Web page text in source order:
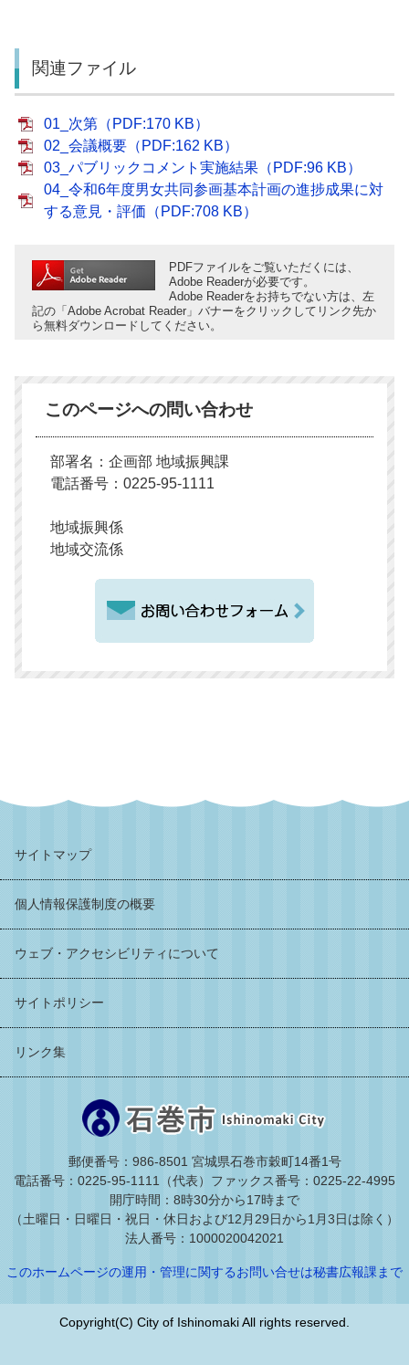
関連ファイル
01_次第（PDF:170 KB）
02_会議概要（PDF:162 KB）
03_パブリックコメント実施結果（PDF:96 KB）
04_令和6年度男女共同参画基本計画の進捗成果に対
する意見・評価（PDF:708 KB）
PDFファイルをご覧いただくには、
Adobe Readerが必要です。
Adobe Readerをお持ちでない方は、左
記の「Adobe Acrobat Reader」バナーをクリックしてリンク先か
ら無料ダウンロードしてください。
このページへの問い合わせ
部署名：企画部 地域振興課
電話番号：0225-95-1111
地域振興係
地域交流係
サイトマップ
個人情報保護制度の概要
ウェブ・アクセシビリティについて
サイトポリシー
リンク集
郵便番号：986-8501 宮城県石巻市穀町14番1号
電話番号：0225-95-1111（代表） ファックス番号：0225-22-4995
開庁時間：8時30分から17時まで
（土曜日・日曜日・祝日・休日および12月29日から1月3日は除く）
法人番号：1000020042021
このホームページの運用・管理に関するお問い合せは秘書広報課まで
Copyright(C) City of Ishinomaki All rights reserved.